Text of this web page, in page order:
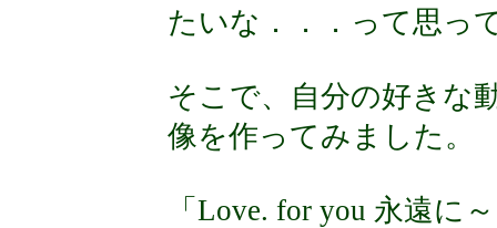
たいな．．．って思っ
そこで、自分の好きな
像を作ってみました
「Love. for you 永遠に